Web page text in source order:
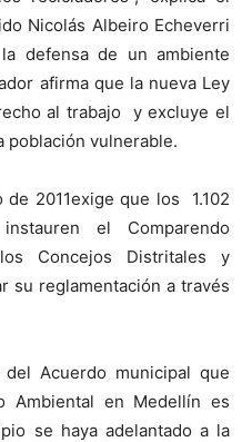
Nicolás Albeiro Echeverri
defensa de un ambiente
afirma que la nueva Ley
al trabajo y excluye el
población vulnerable.
2011exige que los 1.102
el Comparendo
Concejos Distritales y
su reglamentación a través
Acuerdo municipal que
Ambiental en Medellín es
se haya adelantado a la